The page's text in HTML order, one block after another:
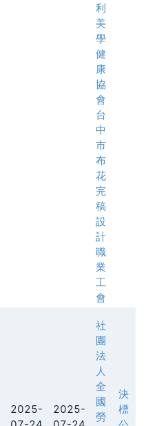
利
美
學
健
康
協
會
台
中
市
布
花
完
稿
設
計
職
業
工
會
2025-
2025-
社
團
法
人
全
國
勞
決
標